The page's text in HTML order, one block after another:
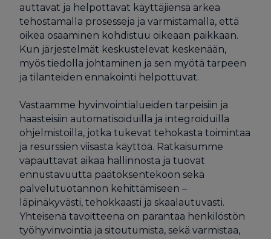
auttavat ja helpottavat käyttäjiensä arkea
tehostamalla prosesseja ja varmistamalla, että
oikea osaaminen kohdistuu oikeaan paikkaan.
Kun järjestelmät keskustelevat keskenään,
myös tiedolla johtaminen ja sen myötä tarpeen
ja tilanteiden ennakointi helpottuvat.
Vastaamme hyvinvointialueiden tarpeisiin ja
haasteisiin automatisoiduilla ja integroiduilla
ohjelmistoilla, jotka tukevat tehokasta toimintaa
ja resurssien viisasta käyttöä. Ratkaisumme
vapauttavat aikaa hallinnosta ja tuovat
ennustavuutta päätöksentekoon sekä
palvelutuotannon kehittämiseen –
läpinäkyvästi, tehokkaasti ja skaalautuvasti.
Yhteisenä tavoitteena on parantaa henkilöstön
työhyvinvointia ja sitoutumista, sekä varmistaa,